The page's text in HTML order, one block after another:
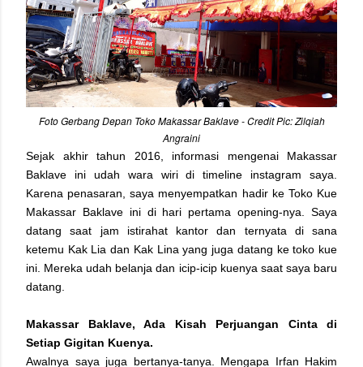
Foto Gerbang Depan Toko Makassar Baklave - Credit Pic: Zilqiah
Angraini
Sejak akhir tahun 2016, informasi mengenai Makassar
Baklave ini udah wara wiri di timeline instagram saya.
Karena penasaran, saya menyempatkan hadir ke Toko Kue
Makassar Baklave ini di hari pertama opening-nya. Saya
datang saat jam istirahat kantor dan ternyata di sana
ketemu Kak Lia dan Kak Lina yang juga datang ke toko kue
ini. Mereka udah belanja dan icip-icip kuenya saat saya baru
datang.
Makassar Baklave, Ada Kisah Perjuangan Cinta di
Setiap Gigitan Kuenya.
Awalnya saya juga bertanya-tanya. Mengapa Irfan Hakim